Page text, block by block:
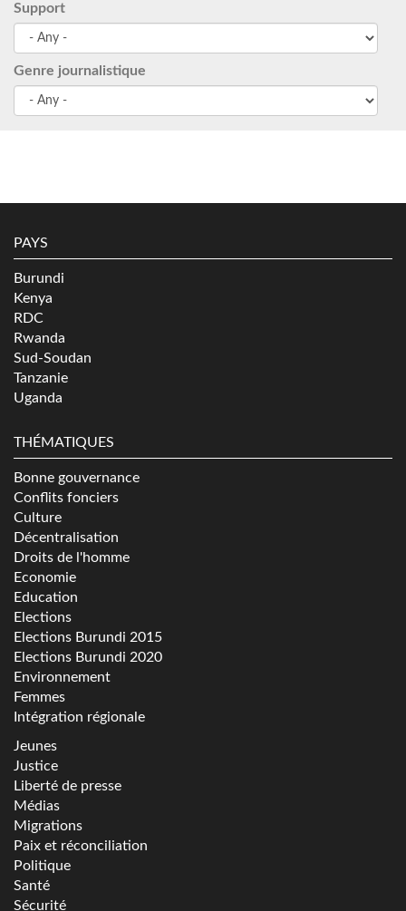
Support
Genre journalistique
PAYS
Burundi
Kenya
RDC
Rwanda
Sud-Soudan
Tanzanie
Uganda
THÉMATIQUES
Bonne gouvernance
Conflits fonciers
Culture
Décentralisation
Droits de l'homme
Economie
Education
Elections
Elections Burundi 2015
Elections Burundi 2020
Environnement
Femmes
Intégration régionale
Jeunes
Justice
Liberté de presse
Médias
Migrations
Paix et réconciliation
Politique
Santé
Sécurité